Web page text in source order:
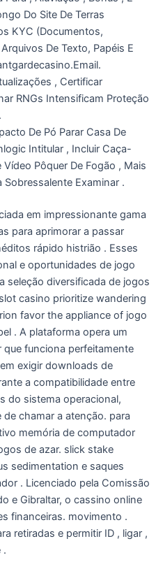
Do Site De Terras
KYC (Documentos,
De Texto, Papéis E
, Certificar
RNGs Intensificam Proteção
De Pó Parar Casa De
Intitular , Incluir Caça-
Vídeo Pôquer De Fogão , Mais
Sobressalente Examinar .
em impressionante gama
para aprimorar a passar
rápido histrião . Esses
e oportunidades de jogo
seleção diversificada de jogos
casino prioritize wandering
favor the appliance of jogo
. A plataforma opera um
funciona perfeitamente
exigir downloads de
a compatibilidade entre
do sistema operacional,
chamar a atenção. para
memória de computador
de azar. slick stake
sedimentation e saques
. Licenciado pela Comissão
e Gibraltar, o cassino online
financeiras. movimento .
retiradas e permitir ID , ligar ,
.